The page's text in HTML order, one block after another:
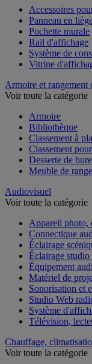
Accessoires
Panneau en
Pochette murale
Rail d'affichage
Système de
Vitrine
Armoire et rangement
Voir toute la catégorie
Armoire
Bibliothèque
Classement à
Classement
Desserte de
Meuble de
Audiovisuel
Voir toute la catégorie
Appareil photo,
Connectique
Éclairage
Éclairage studio
Équipement
Matériel de
Sonorisation et
Studio Web
Système
Télévision,
Chauffage,
Voir toute la catégorie